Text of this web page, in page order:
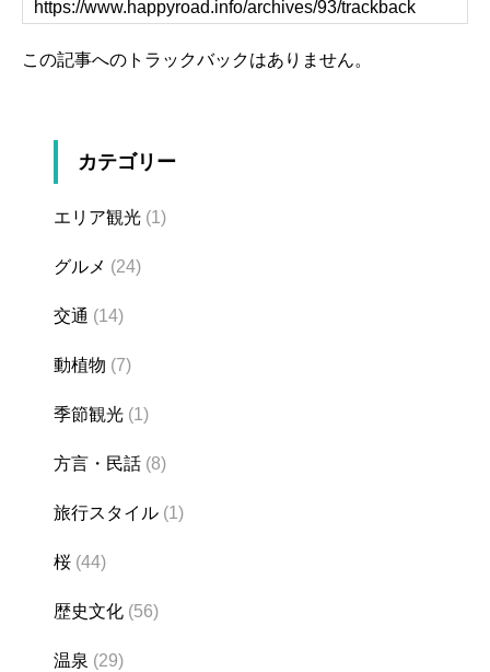
この記事へのトラックバックはありません。
カテゴリー
エリア観光 (1)
グルメ (24)
交通 (14)
動植物 (7)
季節観光 (1)
方言・民話 (8)
旅行スタイル (1)
桜 (44)
歴史文化 (56)
温泉 (29)